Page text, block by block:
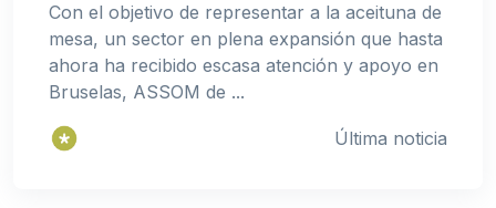
Con el objetivo de representar a la aceituna de
mesa, un sector en plena expansión que hasta
ahora ha recibido escasa atención y apoyo en
Bruselas, ASSOM de ...
Última noticia